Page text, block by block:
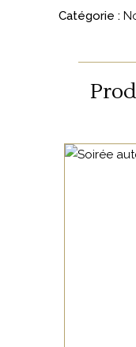
Catégorie :